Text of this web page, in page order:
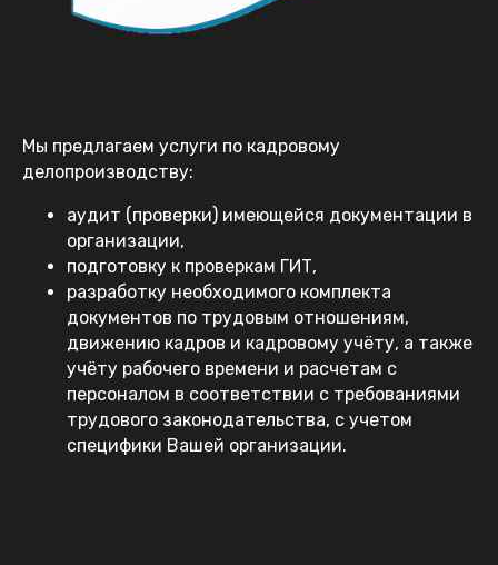
Мы предлагаем услуги по кадровому
делопроизводству:
аудит (проверки) имеющейся документации в
организации,
подготовку к проверкам ГИТ,
разработку необходимого комплекта
документов по трудовым отношениям,
движению кадров и кадровому учёту, а также
учёту рабочего времени и расчетам с
персоналом в соответствии с требованиями
трудового законодательства, с учетом
специфики Вашей организации.